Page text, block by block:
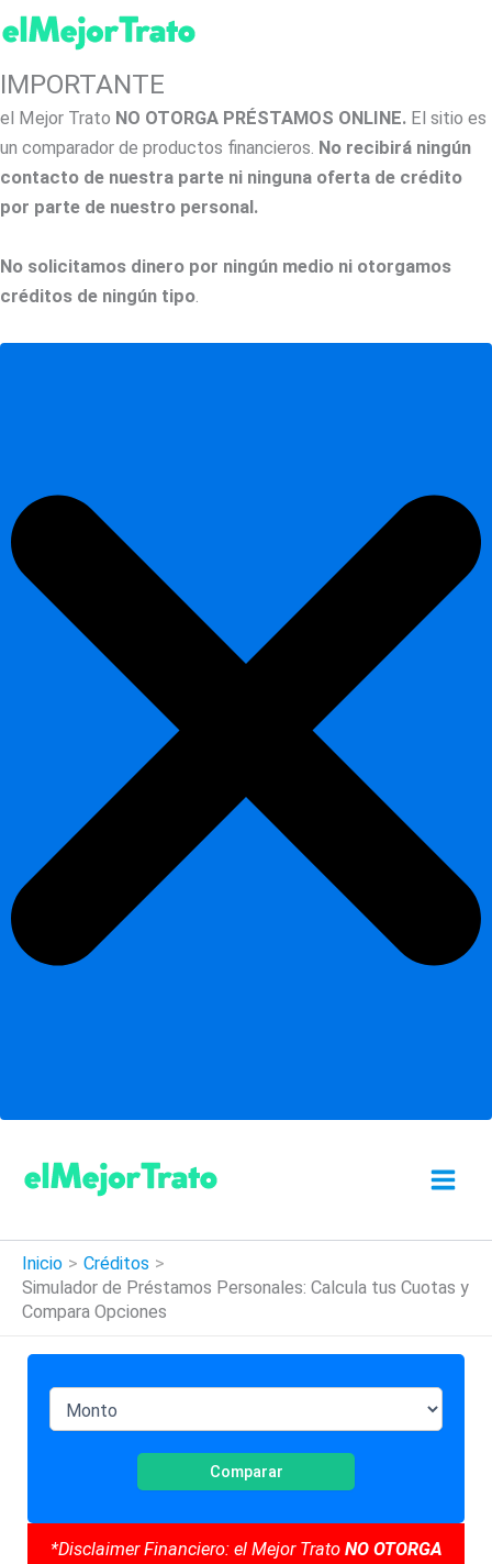
IMPORTANTE
el Mejor Trato NO OTORGA PRÉSTAMOS ONLINE. El sitio es
un comparador de productos financieros. No recibirá ningún
contacto de nuestra parte ni ninguna oferta de crédito
por parte de nuestro personal.
No solicitamos dinero por ningún medio ni otorgamos
créditos de ningún tipo.
contenido
Inicio
Créditos
Simulador de Préstamos Personales: Calcula tus Cuotas y
Compara Opciones
Comparar
*Disclaimer Financiero: el Mejor Trato NO OTORGA